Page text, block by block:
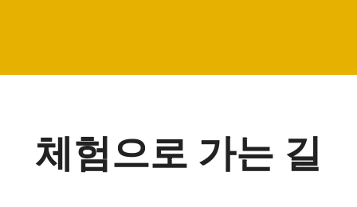
체험으로 가는 길